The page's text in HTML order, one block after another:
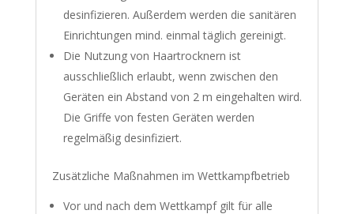
desinfizieren. Außerdem werden die sanitären
Einrichtungen mind. einmal täglich gereinigt.
Die Nutzung von Haartrocknern ist
ausschließlich erlaubt, wenn zwischen den
Geräten ein Abstand von 2 m eingehalten wird.
Die Griffe von festen Geräten werden
regelmäßig desinfiziert.
Zusätzliche Maßnahmen im Wettkampfbetrieb
Vor und nach dem Wettkampf gilt für alle